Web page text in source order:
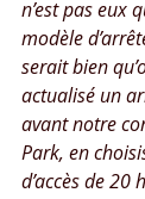
n’est pas eux
modèle
serait bien
actualisé un
avant notre
Park, en
d’accès de